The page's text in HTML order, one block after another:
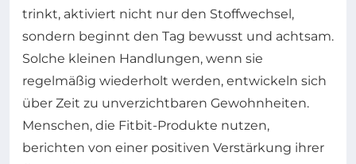
trinkt, aktiviert nicht nur den Stoffwechsel,
sondern beginnt den Tag bewusst und achtsam.
Solche kleinen Handlungen, wenn sie
regelmäßig wiederholt werden, entwickeln sich
über Zeit zu unverzichtbaren Gewohnheiten.
Menschen, die Fitbit-Produkte nutzen,
berichten von einer positiven Verstärkung ihrer